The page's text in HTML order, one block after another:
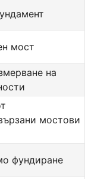
мост
на
мостови
фундиране